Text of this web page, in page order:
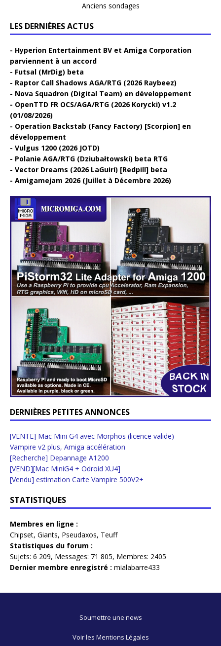
Anciens sondages
LES DERNIÈRES ACTUS
Hyperion Entertainment BV et Amiga Corporation
parviennent à un accord
Futsal (MrDig) beta
Raptor Call Shadows AGA/RTG (2026 Raybeez)
Nova Squadron (Digital Team) en développement
OpenTTD FR OCS/AGA/RTG (2026 Korycki) v1.2
(01/08/2026)
Operation Backstab (Fancy Factory) [Scorpion] en
développement
Vulgus 1200 (2026 JOTD)
Polanie AGA/RTG (Dziubałtowski) beta RTG
Vector Dreams (2026 LaGuiri) [Redpill] beta
Amigamejam 2026 (Juillet à Décembre 2026)
DERNIÈRES PETITES ANNONCES
[VENTE] Mac Mini G4 avec Morphos (licence valide)
Vampire v2 plus, Amiga accélération
[Recherche] Depannage A1200
[VEND][Mac MiniG4 + Odroid XU4]
[Vendu] estimation Carte Vampire 500V2+
STATISTIQUES
Membres en ligne :
Chipset, Giants, Pseudaxos, Teuff
Statistiques du forum :
Sujets: 6 209, Messages: 71 805, Membres: 2405
Dernier membre enregistré : mialabarre433
Soumettre une news
Voir les Mentions Légales